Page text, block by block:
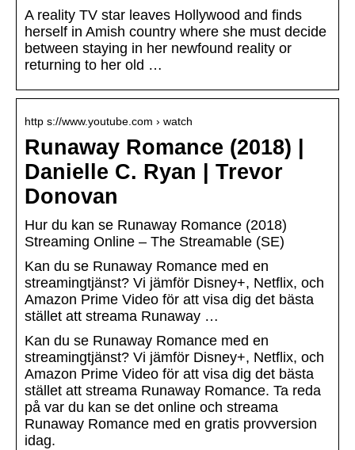
A reality TV star leaves Hollywood and finds
herself in Amish country where she must decide
between staying in her newfound reality or
returning to her old …
http s://www.youtube.com › watch
Runaway Romance (2018) |
Danielle C. Ryan | Trevor
Donovan
Hur du kan se Runaway Romance (2018)
Streaming Online – The Streamable (SE)
Kan du se Runaway Romance med en
streamingtjänst? Vi jämför Disney+, Netflix, och
Amazon Prime Video för att visa dig det bästa
stället att streama Runaway …
Kan du se Runaway Romance med en
streamingtjänst? Vi jämför Disney+, Netflix, och
Amazon Prime Video för att visa dig det bästa
stället att streama Runaway Romance. Ta reda
på var du kan se det online och streama
Runaway Romance med en gratis provversion
idag.